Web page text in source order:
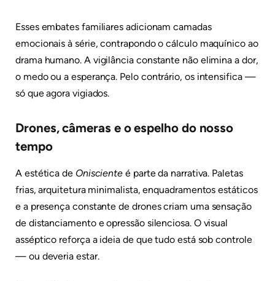
Esses embates familiares adicionam camadas
emocionais à série, contrapondo o cálculo maquínico ao
drama humano. A vigilância constante não elimina a dor,
o medo ou a esperança. Pelo contrário, os intensifica —
só que agora vigiados.
Drones, câmeras e o espelho do nosso
tempo
A estética de Onisciente é parte da narrativa. Paletas
frias, arquitetura minimalista, enquadramentos estáticos
e a presença constante de drones criam uma sensação
de distanciamento e opressão silenciosa. O visual
asséptico reforça a ideia de que tudo está sob controle
— ou deveria estar.